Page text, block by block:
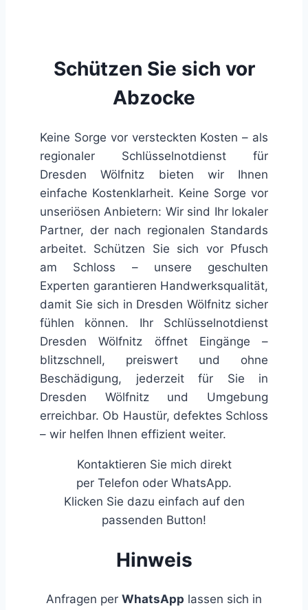
Schützen Sie sich vor
Abzocke
Keine Sorge vor versteckten Kosten – als
regionaler Schlüsselnotdienst für
Dresden Wölfnitz bieten wir Ihnen
einfache Kostenklarheit. Keine Sorge vor
unseriösen Anbietern: Wir sind Ihr lokaler
Partner, der nach regionalen Standards
arbeitet. Schützen Sie sich vor Pfusch
am Schloss – unsere geschulten
Experten garantieren Handwerksqualität,
damit Sie sich in Dresden Wölfnitz sicher
fühlen können. Ihr Schlüsselnotdienst
Dresden Wölfnitz öffnet Eingänge –
blitzschnell, preiswert und ohne
Beschädigung, jederzeit für Sie in
Dresden Wölfnitz und Umgebung
erreichbar. Ob Haustür, defektes Schloss
– wir helfen Ihnen effizient weiter.
Kontaktieren Sie mich direkt
per Telefon oder WhatsApp.
Klicken Sie dazu einfach auf den
passenden Button!
Hinweis
Anfragen per WhatsApp lassen sich in